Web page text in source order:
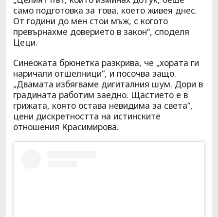
само подготовка за това, което живея днес.
От години до мен стои мъж, с когото
превърнахме доверието в закон“, споделя
Цеци.
Синеоката брюнетка разкрива, че „хората ги
наричали отшелници“, и посочва защо.
„Двамата избягваме дигиталния шум. Дори в
градината работим заедно. Щастието е в
грижата, която остава невидима за света“,
цени дискретността на истинските
отношения Красимирова.